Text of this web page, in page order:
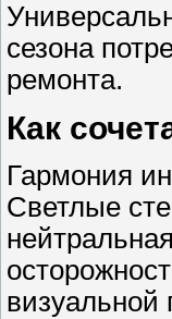
сезона
ремонта.
Как
Гармония
Светлые
визуальной